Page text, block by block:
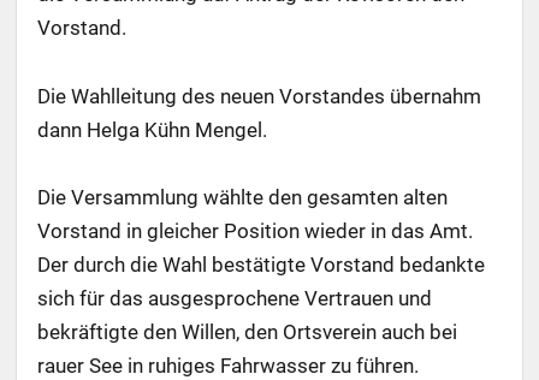
Vorstand.
Die Wahlleitung des neuen Vorstandes übernahm
dann Helga Kühn Mengel.
Die Versammlung wählte den gesamten alten
Vorstand in gleicher Position wieder in das Amt.
Der durch die Wahl bestätigte Vorstand bedankte
sich für das ausgesprochene Vertrauen und
bekräftigte den Willen, den Ortsverein auch bei
rauer See in ruhiges Fahrwasser zu führen.